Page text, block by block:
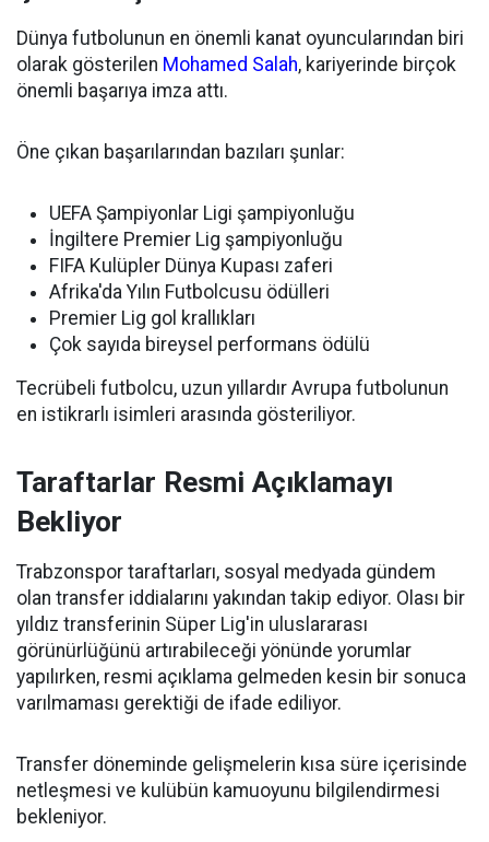
Dünya futbolunun en önemli kanat oyuncularından biri
olarak gösterilen Mohamed Salah, kariyerinde birçok
önemli başarıya imza attı.
Öne çıkan başarılarından bazıları şunlar:
UEFA Şampiyonlar Ligi şampiyonluğu
İngiltere Premier Lig şampiyonluğu
FIFA Kulüpler Dünya Kupası zaferi
Afrika'da Yılın Futbolcusu ödülleri
Premier Lig gol krallıkları
Çok sayıda bireysel performans ödülü
Tecrübeli futbolcu, uzun yıllardır Avrupa futbolunun
en istikrarlı isimleri arasında gösteriliyor.
Taraftarlar Resmi Açıklamayı
Bekliyor
Trabzonspor taraftarları, sosyal medyada gündem
olan transfer iddialarını yakından takip ediyor. Olası bir
yıldız transferinin Süper Lig'in uluslararası
görünürlüğünü artırabileceği yönünde yorumlar
yapılırken, resmi açıklama gelmeden kesin bir sonuca
varılmaması gerektiği de ifade ediliyor.
Transfer döneminde gelişmelerin kısa süre içerisinde
netleşmesi ve kulübün kamuoyunu bilgilendirmesi
bekleniyor.